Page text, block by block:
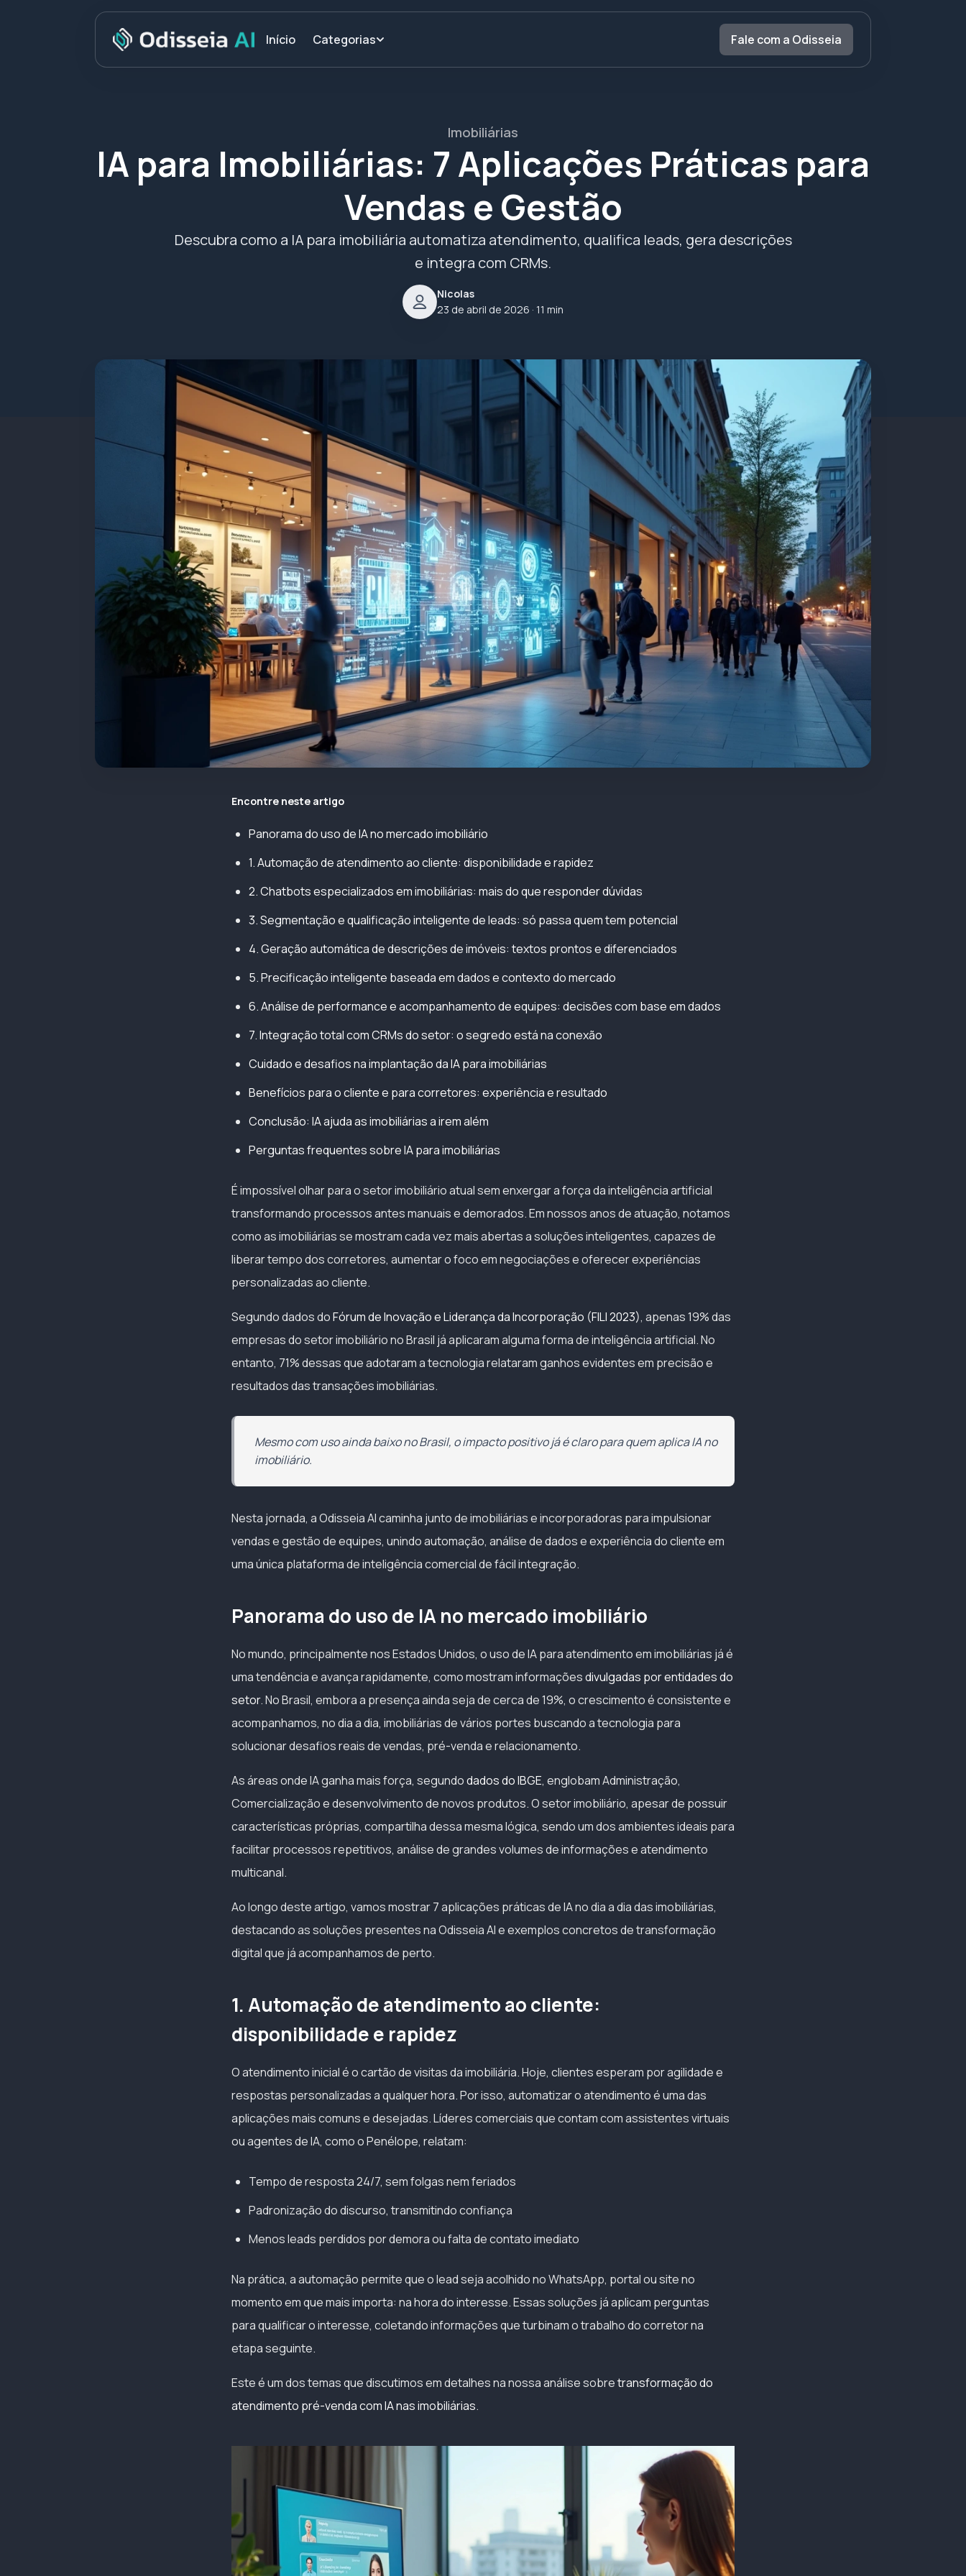
Início Categorias Fale com a Odisseia
Imobiliárias
IA para Imobiliárias: 7 Aplicações Práticas para
Vendas e Gestão
Descubra como a IA para imobiliária automatiza atendimento, qualifica leads, gera descrições
e integra com CRMs.
Nicolas
23 de abril de 2026 · 11 min
Encontre neste artigo
Panorama do uso de IA no mercado imobiliário
1. Automação de atendimento ao cliente: disponibilidade e rapidez
2. Chatbots especializados em imobiliárias: mais do que responder dúvidas
3. Segmentação e qualificação inteligente de leads: só passa quem tem potencial
4. Geração automática de descrições de imóveis: textos prontos e diferenciados
5. Precificação inteligente baseada em dados e contexto do mercado
6. Análise de performance e acompanhamento de equipes: decisões com base em dados
7. Integração total com CRMs do setor: o segredo está na conexão
Cuidado e desafios na implantação da IA para imobiliárias
Benefícios para o cliente e para corretores: experiência e resultado
Conclusão: IA ajuda as imobiliárias a irem além
Perguntas frequentes sobre IA para imobiliárias
É impossível olhar para o setor imobiliário atual sem enxergar a força da inteligência artificial
transformando processos antes manuais e demorados. Em nossos anos de atuação, notamos
como as imobiliárias se mostram cada vez mais abertas a soluções inteligentes, capazes de
liberar tempo dos corretores, aumentar o foco em negociações e oferecer experiências
personalizadas ao cliente.
Segundo dados doFórum de Inovação e Liderança da Incorporação (FILI 2023), apenas 19% das
empresas do setor imobiliário no Brasil já aplicaram alguma forma de inteligência artificial. No
entanto, 71% dessas que adotaram a tecnologia relataram ganhos evidentes em precisão e
resultados das transações imobiliárias.
Mesmo com uso ainda baixo no Brasil, o impacto positivo já é claro para quem aplica IA no
imobiliário.
Nesta jornada, a Odisseia AI caminha junto de imobiliárias e incorporadoras para impulsionar
vendas e gestão de equipes, unindo automação, análise de dados e experiência do cliente em
uma única plataforma de inteligência comercial de fácil integração.
Panorama do uso de IA no mercado imobiliário
No mundo, principalmente nos Estados Unidos, o uso de IA para atendimento em imobiliárias já é
uma tendência e avança rapidamente, como mostram informaçõesdivulgadas por entidades do
setor. No Brasil, embora a presença ainda seja de cerca de 19%, o crescimento é consistente e
acompanhamos, no dia a dia, imobiliárias de vários portes buscando a tecnologia para
solucionar desafios reais de vendas, pré-venda e relacionamento.
As áreas onde IA ganha mais força, segundodados do IBGE, englobam Administração,
Comercialização e desenvolvimento de novos produtos. O setor imobiliário, apesar de possuir
características próprias, compartilha dessa mesma lógica, sendo um dos ambientes ideais para
facilitar processos repetitivos, análise de grandes volumes de informações e atendimento
multicanal.
Ao longo deste artigo, vamos mostrar 7 aplicações práticas de IA no dia a dia das imobiliárias,
destacando as soluções presentes na Odisseia AI e exemplos concretos de transformação
digital que já acompanhamos de perto.
1. Automação de atendimento ao cliente:
disponibilidade e rapidez
O atendimento inicial é o cartão de visitas da imobiliária. Hoje, clientes esperam por agilidade e
respostas personalizadas a qualquer hora. Por isso, automatizar o atendimento é uma das
aplicações mais comuns e desejadas. Líderes comerciais que contam com assistentes virtuais
ou agentes de IA, como o Penélope, relatam:
Tempo de resposta 24/7, sem folgas nem feriados
Padronização do discurso, transmitindo confiança
Menos leads perdidos por demora ou falta de contato imediato
Na prática, a automação permite que o lead seja acolhido no WhatsApp, portal ou site no
momento em que mais importa: na hora do interesse. Essas soluções já aplicam perguntas
para qualificar o interesse, coletando informações que turbinam o trabalho do corretor na
etapa seguinte.
Este é um dos temas que discutimos em detalhes na nossa análise sobretransformação do
atendimento pré-venda com IA nas imobiliárias.